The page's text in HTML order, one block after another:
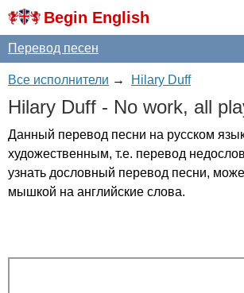
Begin English
Перевод песен
Все исполнители → Hilary Duff
Hilary Duff - No work, all
Данный перевод песни на русском
художественным, т.е. перевод
узнать дословный перевод песни,
мышкой на английские слова.